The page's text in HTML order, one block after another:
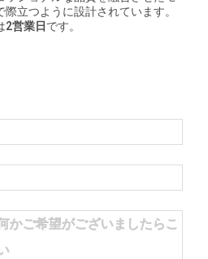
立つように設計されています。
2営業日 です。
かご希望がございましたらこ